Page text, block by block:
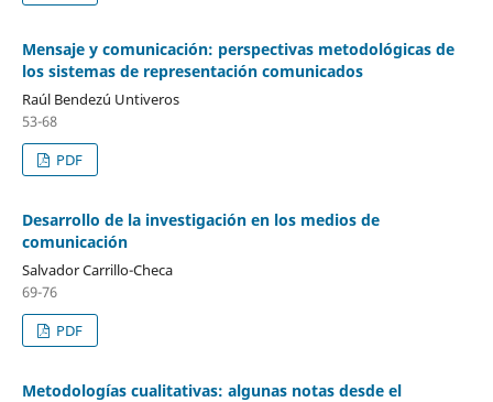
Mensaje y comunicación: perspectivas metodológicas de
los sistemas de representación comunicados
Raúl Bendezú Untiveros
53-68
PDF
Desarrollo de la investigación en los medios de
comunicación
Salvador Carrillo-Checa
69-76
PDF
Metodologías cualitativas: algunas notas desde el